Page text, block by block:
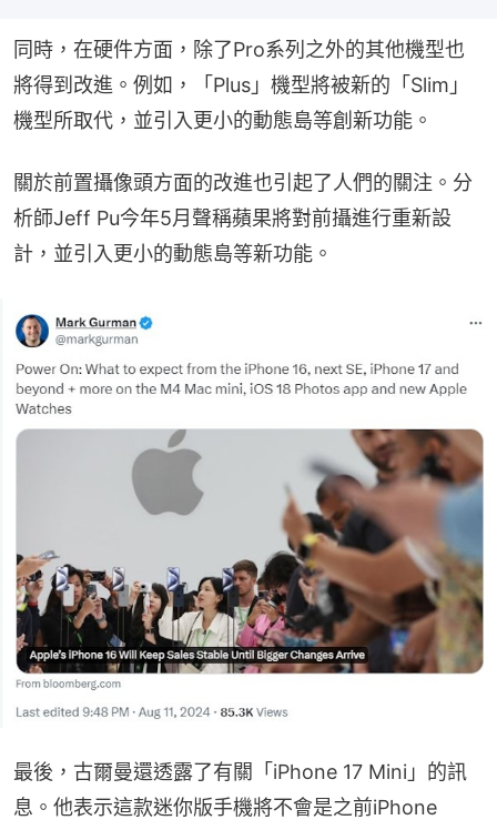
同時，在硬件方面，除了Pro系列之外的其他機型也
將得到改進。例如，「Plus」機型將被新的「Slim」
機型所取代，並引入更小的動態島等創新功能。
關於前置攝像頭方面的改進也引起了人們的關注。分
析師Jeff Pu今年5月聲稱蘋果將對前攝進行重新設
計，並引入更小的動態島等新功能。
最後，古爾曼還透露了有關「iPhone 17 Mini」的訊
息。他表示這款迷你版手機將不會是之前iPhone